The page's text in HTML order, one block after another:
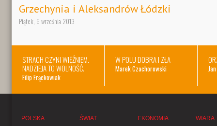
Grzechynia i Aleksandrów Łódzki
Piątek, 6 września 2013
STRACH CZYNI WIĘŹNIEM.
NADZIEJA TO WOLNOŚĆ.
Filip Frąckowiak
W POLU DOBRA I ZŁA
Marek Czachorowski
POLSKA
ŚWIAT
EKONOMIA
WIARA